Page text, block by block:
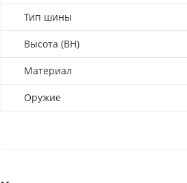
Тип шины
Высота (ВН)
Материал
Оружие